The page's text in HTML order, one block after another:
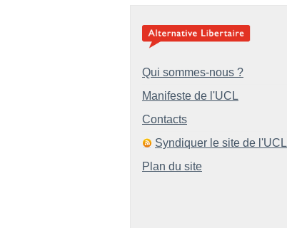
Qui sommes-nous ?
Manifeste de l'UCL
Contacts
Syndiquer le site de l'UCL
Plan du site